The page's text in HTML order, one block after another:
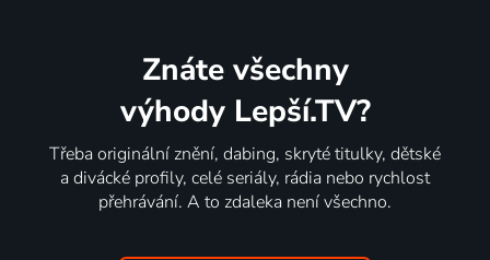
Znáte všechny
výhody Lepší.TV?
Třeba originální znění, dabing, skryté titulky, dětské
a divácké profily, celé seriály, rádia nebo rychlost
přehrávání. A to zdaleka není všechno.